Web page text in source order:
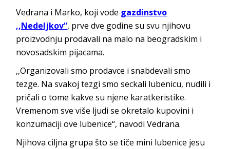
Vedrana i Marko, koji vode gazdinstvo
,,Nedeljkov“, prve dve godine su svu njihovu
proizvodnju prodavali na malo na beogradskim i
novosadskim pijacama.
,,Organizovali smo prodavce i snabdevali smo
tezge. Na svakoj tezgi smo seckali lubenicu, nudili i
pričali o tome kakve su njene karatkeristike.
Vremenom sve više ljudi se okretalo kupovini i
konzumaciji ove lubenice“, navodi Vedrana.
Njihova ciljna grupa što se tiče mini lubenice jesu